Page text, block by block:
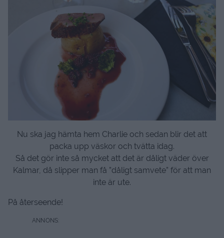
Nu ska jag hämta hem Charlie och sedan blir det att
packa upp väskor och tvätta idag.
Så det gör inte så mycket att det är dåligt väder över
Kalmar, då slipper man få ”dåligt samvete” för att man
inte är ute.
På återseende!